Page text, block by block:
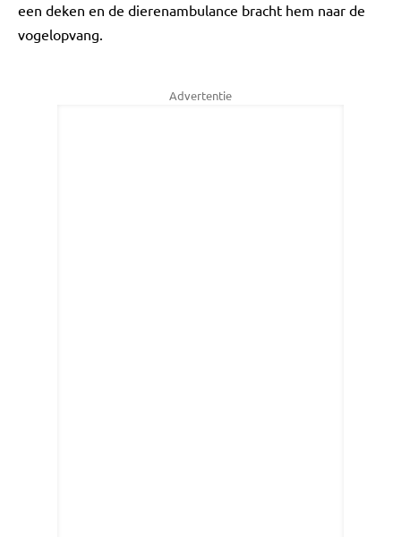
een deken en de dierenambulance bracht hem naar de
vogelopvang.
Advertentie